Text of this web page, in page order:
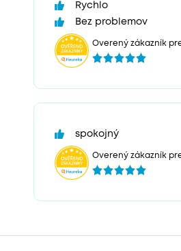
Rychlo
Bez problemov
Overený zákazník
spokojný
Overený zákazník